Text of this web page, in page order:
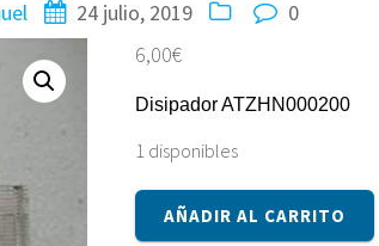
24 julio, 2019
0
6,00€
Disipador ATZHN000200
1 disponibles
Disipador
ATZHN000200
AÑADIR AL CARRITO